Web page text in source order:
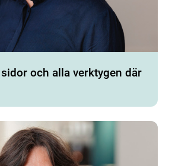
och alla verktygen där